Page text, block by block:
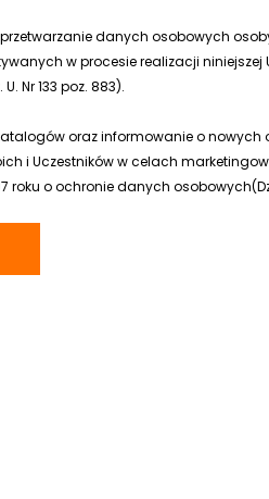
danych osobowych
w procesie realizacji
Nr 133 poz. 883).
katalogów oraz informowanie o
i Uczestników w celach
roku o ochronie danych osobowych(Dz.